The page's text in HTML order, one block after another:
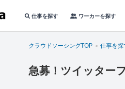
仕事を探す ワーカーを探す
クラウドソーシングTOP 仕事を探
急募！ツイッター